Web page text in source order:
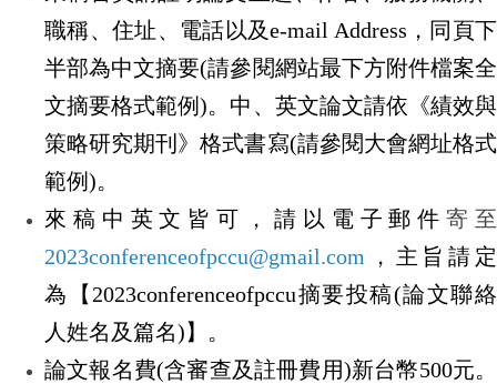
職稱、住址、電話以及e-mail Address ，同頁下
半部為中文摘要(請參閱網站最下方附件檔案全
文摘要格式範例)。中、英文論文請依《績效與
策略研究期刊》格式書寫(請參閱大會網址格式
範例)。
來稿中英文皆可，請以電子郵件寄至
2023conferenceofpccu@gmail.com ，主旨請定
為
【 2023conferenceofpccu摘要投稿(論文聯絡
人姓名及篇名)】。
論文報名費(含審查及註冊費用)新台幣500元。